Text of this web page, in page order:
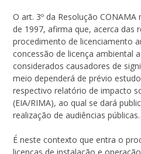
O art. 3º da Resolução CONAMA
de 1997, afirma que, acerca das
procedimento de licenciamento
concessão de licença ambiental
considerados causadores de
meio dependerá de prévio
respectivo relatório de impacto
(EIA/RIMA), ao qual se dará
realização de audiências públicas.
É neste contexto que entra o